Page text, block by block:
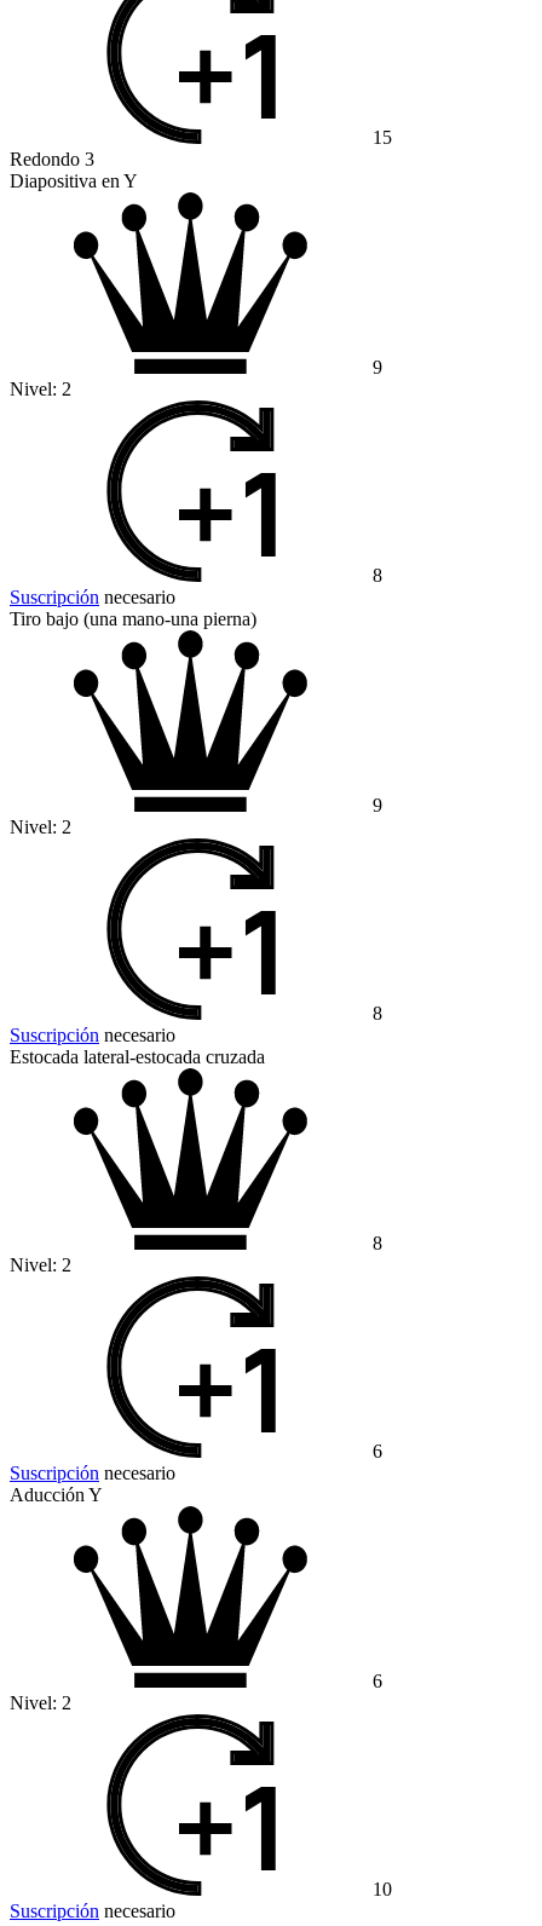
15
Redondo 3
Diapositiva en Y
9
Nivel: 2
8
Suscripción necesario
Tiro bajo (una mano-una pierna)
9
Nivel: 2
8
Suscripción necesario
Estocada lateral-estocada cruzada
8
Nivel: 2
6
Suscripción necesario
Aducción Y
6
Nivel: 2
10
Suscripción necesario